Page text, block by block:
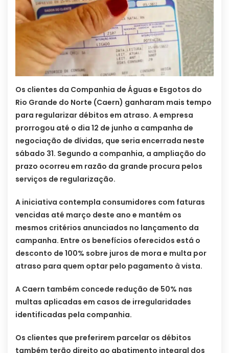
Os clientes da Companhia de Águas e Esgotos do
Rio Grande do Norte (Caern) ganharam mais tempo
para regularizar débitos em atraso. A empresa
prorrogou até o dia 12 de junho a campanha de
negociação de dívidas, que seria encerrada neste
sábado 31. Segundo a companhia, a ampliação do
prazo ocorreu em razão da grande procura pelos
serviços de regularização.
A iniciativa contempla consumidores com faturas
vencidas até março deste ano e mantém os
mesmos critérios anunciados no lançamento da
campanha. Entre os benefícios oferecidos está o
desconto de 100% sobre juros de mora e multa por
atraso para quem optar pelo pagamento à vista.
A Caern também concede redução de 50% nas
multas aplicadas em casos de irregularidades
identificadas pela companhia.
Os clientes que preferirem parcelar os débitos
também terão direito ao abatimento integral dos